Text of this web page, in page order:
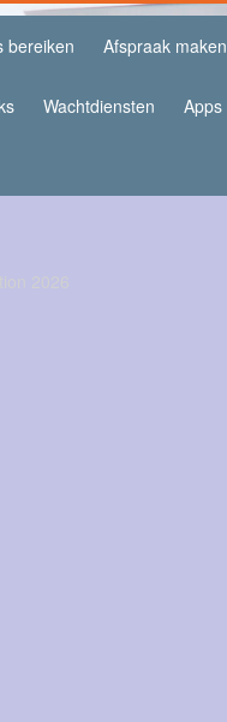
bereiken Afspraak maken
Wachtdiensten Apps